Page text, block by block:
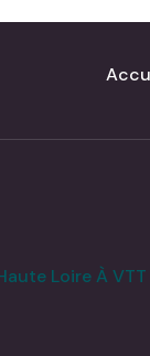
Loire À VTT